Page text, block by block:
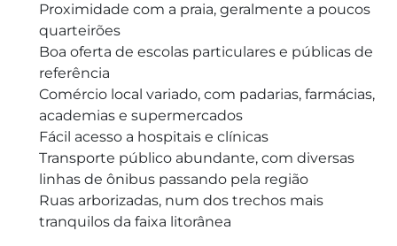
Proximidade com a praia, geralmente a poucos
quarteirões
Boa oferta de escolas particulares e públicas de
referência
Comércio local variado, com padarias, farmácias,
academias e supermercados
Fácil acesso a hospitais e clínicas
Transporte público abundante, com diversas
linhas de ônibus passando pela região
Ruas arborizadas, num dos trechos mais
tranquilos da faixa litorânea